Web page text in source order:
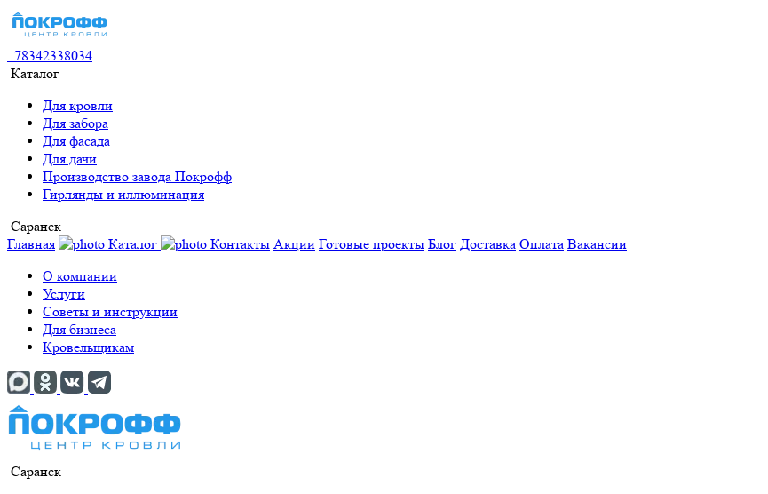
78342338034
Каталог
Для кровли
Для забора
Для фасада
Для дачи
Производство завода Покрофф
Гирлянды и иллюминация
Саранск
Главная
Каталог Контакты Акции Готовые проекты Блог Доставка Оплата Вакансии
О компании
Услуги
Советы и инструкции
Для бизнеса
Кровельщикам
Саранск